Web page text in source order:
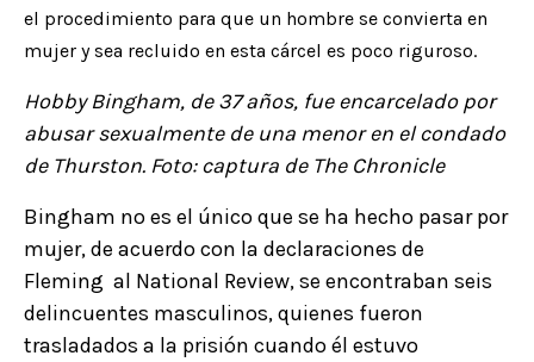
el procedimiento para que un hombre se convierta en
mujer y sea recluido en esta cárcel es poco riguroso.
Hobby Bingham, de 37 años, fue encarcelado por
abusar sexualmente de una menor en el condado
de Thurston. Foto: captura de The Chronicle
Bingham no es el único que se ha hecho pasar por
mujer, de acuerdo con la declaraciones de
Fleming al National Review, se encontraban seis
delincuentes masculinos, quienes fueron
trasladados a la prisión cuando él estuvo